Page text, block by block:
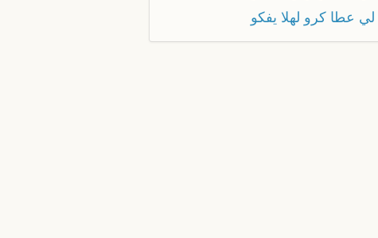
لي عطا كرو لهلا يفكو